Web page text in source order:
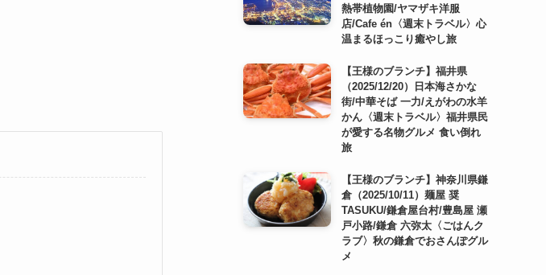
熱帯植物園/ヤマザキ洋服
店/Cafe én〈週末トラベル〉心
温まるほっこり癒やし旅
【王様のブランチ】福井県
（2025/12/20）日本海さかな
街/中華そば 一力/えがわの水羊
かん〈週末トラベル〉福井県民
が愛する名物グルメ 食い倒れ
旅
【王様のブランチ】神奈川県鎌
倉（2025/10/11）麺屋 奨
TASUKU/鎌倉屋台村/豊島屋 瀬
戸小路/鎌倉 六弥太〈ごはんク
ラブ〉秋の鎌倉でおさんぽグル
メ